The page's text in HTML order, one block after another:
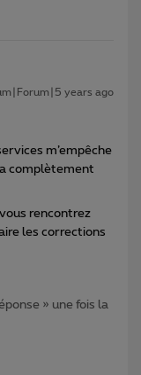
years ago
m’empêche
complètement
rencontrez
les corrections
» une fois la